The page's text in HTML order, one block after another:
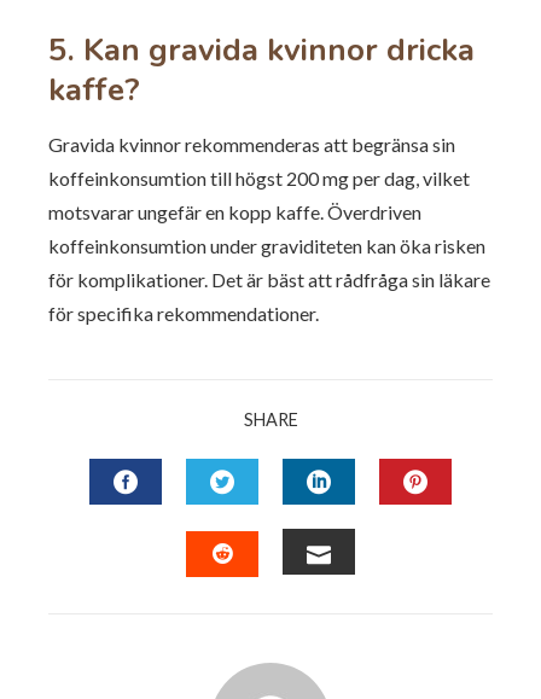
5. Kan gravida kvinnor dricka
kaffe?
Gravida kvinnor rekommenderas att begränsa sin
koffeinkonsumtion till högst 200 mg per dag, vilket
motsvarar ungefär en kopp kaffe. Överdriven
koffeinkonsumtion under graviditeten kan öka risken
för komplikationer. Det är bäst att rådfråga sin läkare
för specifika rekommendationer.
SHARE
FACEBOOKTWITTERLINKEDIN